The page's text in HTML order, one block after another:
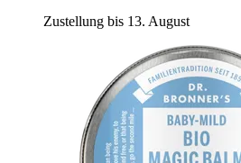
Zustellung bis 13. August